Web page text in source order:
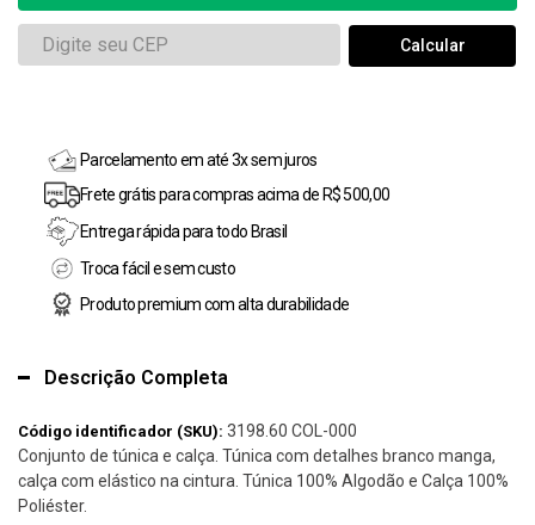
Parcelamento em até 3x sem juros
Frete grátis para compras acima de R$ 500,00
Entrega rápida para todo Brasil
Troca fácil e sem custo
Produto premium com alta durabilidade
Descrição Completa
Código identificador (SKU): 3198.60 COL-000
Conjunto de túnica e calça. Túnica com detalhes branco manga,
calça com elástico na cintura. Túnica 100% Algodão e Calça 100%
Poliéster.